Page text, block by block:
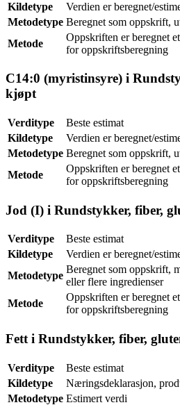
Kildetype
Verdien er beregnet/
Metodetype Beregnet som oppskrift,
Metode
Oppskriften er beregnet
for oppskriftsberegning
C14:0 (myristinsyre) i
kjøpt
Verditype
Beste estimat
Kildetype
Verdien er beregnet/
Metodetype Beregnet som oppskrift,
Metode
Oppskriften er beregnet
for oppskriftsberegning
Jod (I) i Rundstykker, fiber,
Verditype
Beste estimat
Kildetype
Verdien er beregnet/
Metodetype
Beregnet som oppskrift,
eller flere ingredienser
Metode
Oppskriften er beregnet
for oppskriftsberegning
Fett i Rundstykker, fiber,
Verditype
Beste estimat
Kildetype
Næringsdeklarasjon,
Metodetype Estimert verdi